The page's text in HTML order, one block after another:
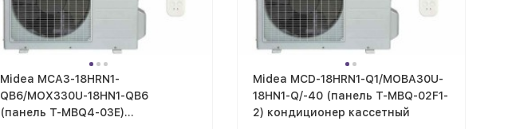
Midea MCA3-18HRN1-
QB6/MOX330U-18HN1-QB6
(панель T-MBQ4-03E)
Midea MCD-18HRN1-Q1/MOBA30U-
18HN1-Q/-40 (панель T-MBQ-02F1-
2) кондиционер кассетный